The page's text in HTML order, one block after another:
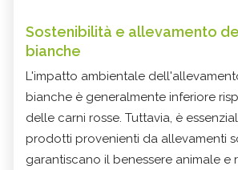
Sostenibilità e allevamento
bianche
L'impatto ambientale
bianche è generalmente inferiore
delle carni rosse. Tuttavia, è
prodotti provenienti da allevamenti
garantiscano il benessere animale e